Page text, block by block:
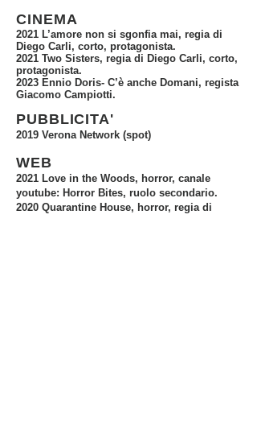
CINEMA
2021 L’amore non si sgonfia mai, regia di
Diego Carli, corto, protagonista.
2021 Two Sisters, regia di Diego Carli, corto,
protagonista.
2023 Ennio Doris- C’è anche Domani, regista
Giacomo Campiotti.
PUBBLICITA'
2019 Verona Network (spot)
WEB
2021 Love in the Woods, horror, canale
youtube: Horror Bites, ruolo secondario.
2020 Quarantine House, horror, regia di